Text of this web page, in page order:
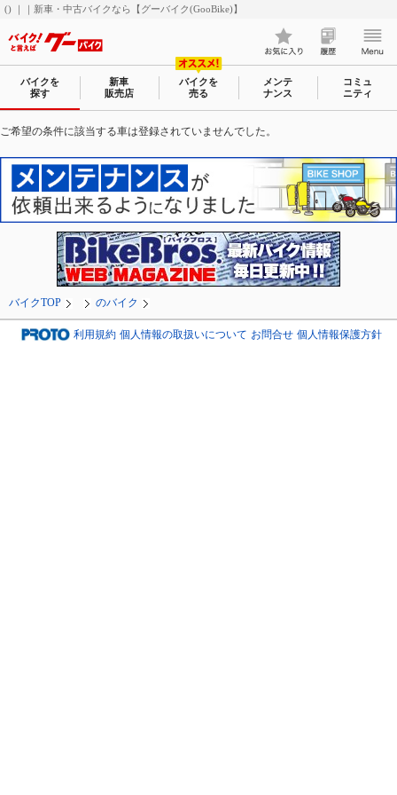
() ｜｜新車・中古バイクなら【グーバイク(GooBike)】
バイクを
探す
新車
販売店
バイクを
売る
メンテ
ナンス
コミュ
ニティ
ご希望の条件に該当する車は登録されていませんでした。
バイクTOP のバイク
利用規約 個人情報の取扱いについて お問合せ 個人情報保護方針